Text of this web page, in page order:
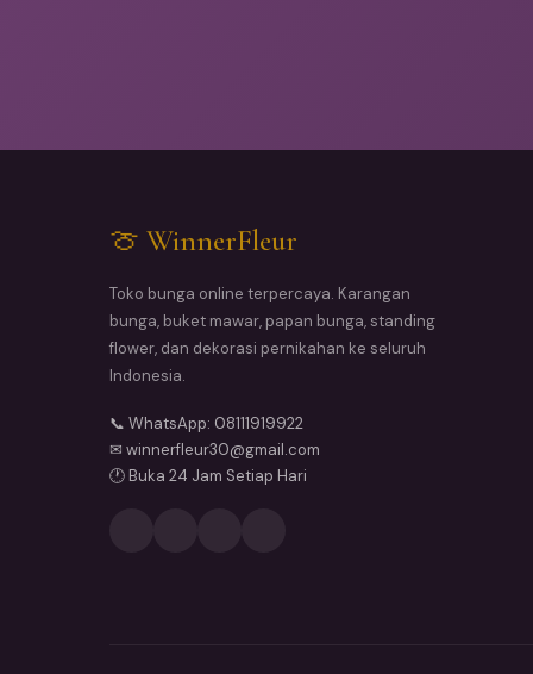
🍈 WinnerFleur
Toko bunga online terpercaya. Karangan
bunga, buket mawar, papan bunga, standing
flower, dan dekorasi pernikahan ke seluruh
Indonesia.
📞 WhatsApp: 08111919922
✉ winnerfleur30@gmail.com
🕐 Buka 24 Jam Setiap Hari